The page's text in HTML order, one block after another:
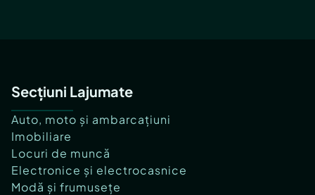
Secțiuni Lajumate
Auto, moto și ambarcațiuni
Imobiliare
Locuri de muncă
Electronice și electrocasnice
Modă și frumusețe